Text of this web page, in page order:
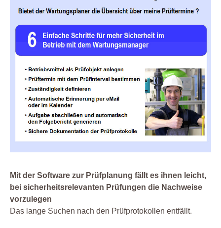
Mit der Software zur Prüfplanung fällt es ihnen leicht,
bei sicherheitsrelevanten Prüfungen die Nachweise
vorzulegen
Das lange Suchen nach den Prüfprotokollen entfällt.